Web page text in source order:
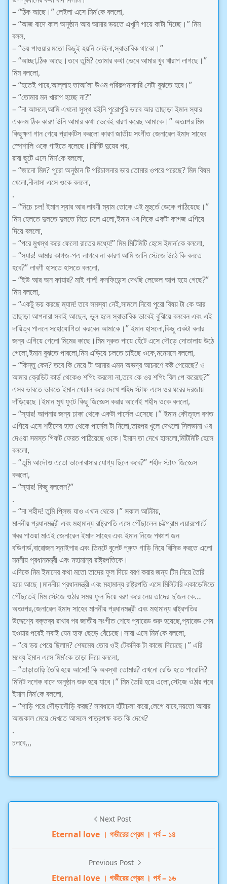
– “ঠিক আছে।” লেইলা এসে মিম’কে বললো,
– “আজ বাদে কাল অনুষ্ঠান আর আমার ভয়তে এখুনি গায়ে কাটা দিচ্ছে।” মিম
বলল,
– “ভয় পাওয়ার মতো কিছুই হয়নি লেইলা,স্বাভাবিক থাকো।”
– “আচ্ছা,ঠিক আছে।তবে তুমি? তোমার কথা ভেবে আমার খুব খারাপ লাগছে।”
মিম বললো,
– “হতেই পারে,আল্লাহ তাআ’লা উওম পরিকল্পনাকারি সেটা বুঝতে হবে।”
– “তোমার মন খারাপ হচ্ছে না?”
– “না আসলে,আমি এখনো সুস্থ হইনি পুরোপুরি ভাবে আর তাছাড়া ইমান স্যার
একদম ঠিক কারণ উনি আমার কথা ভেবেই বারণ করেছ আমাকে।” অতঃপর মিম
কিছুক্ষণ গান গেয়ে প্রাকটিস করলো কারণ জাতীয় সংগীত জেনারেল ইমাদ সাহেব
স্পেশালি ওকে গাইতে বলেছে।মিনিট দুয়ের পর,
রাবা ছুটে এসে মিম’কে বললো,
– “জানো মিম? পুরো অনুষ্ঠান টি পরিচালনার ভার তোমার ওপরে পরেছে? মিম বিষম
খেলো,নীলাসা এসে ওকে বললো,
.
– “নিচে চল! ইমান স্যার আর লাবণী ম্যাম তোকে এই মুহুর্তে ডেকে পাঠিয়েছে।”
মিম হেলতে দুলতে দুলতে নিচে চলে এলো,ইমান ওর দিকে একটা কাগজ এগিয়ে
দিয়ে বললো,
– “পরে মুখস্থ করে ফেলো রাতের মধ্যে!” মিম মিটিমিটি হেসে ইমান’কে বললো,
– “স্যার! আমার কাগজ-পএ লাগবে না কারণ আমি জানি স্টেজে উঠে কি বলতে
হবে?” লাবণী হাসতে হাসতে বললো,
– “ইউ আর অন ফায়ার? মাই গার্ল! কনফিডেন্স দেখছি লেভেল আপ হয়ে গেছে?”
মিম বললো,
– “একটু ভয় করছে ম্যাম! তবে সমস্যা নেই,সামলে নিবো পুরো বিষয় টা কে আর
তাছাড়া আপনারা সবাই আছেন, ভুল হলে স্বাভাবিক ভাবেই বুঝিয়ে বলবেন এবং এই
দায়িত্ব পালনে সহোযোগিতা করবেন আমাকে।” ইমান হাসলো,কিছু একটা বলার
জন্য এগিয়ে গেলো মিমের কাছে।মিম দ্রুত পায়ে হেঁটে এসে দৌড়ে দোতালায় উঠে
গেলো,ইমান বুঝতে পারলো,মিম এড়িয়ে চলতে চাইছে ওকে,মনেমনে বললো,
– “কিন্তু কেন? তবে কি মেয়ে টা আমার এমন অভদ্র আচরণে কষ্ট পেয়েছে? ও
আমার ক্রেডিট কার্ড থেকেও শপিং করলো না,তবে কে ওর শপিং বিল পে করেছে?”
এসব ভাবতে ভাবতে ইমান খেয়াল করে দেখে শহিদ স্টাফ এসে ওর ঘরের দরজায়
দাঁড়িয়েছে।ইমান মুখ ফুটে কিছু জিজ্ঞেস করার আগেই শহীদ ওকে বললো,
– “স্যার! আপনার জন্য ঢাকা থেকে একটা পার্সেল এসেছে।” ইমান কৌতূহল বশত
এগিয়ে এসে শহীদের হাত থেকে পার্সেল টা নিলো,তারপর খুলে দেখলো সিলভানা ওর
দেওয়া সমস্ত গিফট ফেরত পাঠিয়েছে ওকে।ইমান তা দেখে হাসলো,মিটিমিটি হেসে
বললো,
– “তুমি আদৌও এতো ভালোবাসার যোগ্য ছিলে কবে?” শহীদ স্টাফ জিজ্ঞেস
করলো,
– “স্যার! কিছু বললেন?”
.
– “না শহীদ! তুমি প্লিজ যাও এখান থেকে।” সকাল আটটায়,
মাননীয় প্রধানমন্ত্রী এবং মহামান্য রাষ্ট্রপতি এসে পৌঁছালেন চট্টগ্রাম এয়ারপোর্টে
খবর পাওয়া মাএই জেনারেল ইমাদ সাহেব এবং ইমান নিজে পঞ্চাশ জন
বডিগার্ড,বারোজন স্নাইপার এবং তিনটে বুলেট প্রুফ গাড়ি নিয়ে রিসিভ করতে এলো
মননীয় প্রধানমন্ত্রী এবং মহামান্য রাষ্ট্রপতিকে।
এদিকে মিম ইমানের কথা মতো তাদের ফুল দিয়ে বরণ করার জন্য টিম নিয়ে তৈরি
হয়ে আছে।মাননীয় প্রধানমন্ত্রী এবং মহামান্য রাষ্ট্রপতি এসে মিলিটারি একাডেমিতে
পৌঁছতেই মিম স্টেজে ওঠার সময় ফুল দিয়ে বরণ করে নেয় তাদের দু’জন কে…
অতঃপর,জেনারেল ইমাদ সাহেব মাননীয় প্রধানমন্ত্রী এবং মহামান্য রাষ্ট্রপতির
উদ্দেশ্যে বক্তব্য রাখার পর জাতীয় সংগীত শেষে প্যারেড শুরু হয়েছে,প্যারেড শেষ
হওয়ার পরেই সবাই যেন হাফ ছেড়ে বেঁচেছে।সারা এসে মিম’কে বললো,
– “যে ভয় পেয়ে ছিলাম? শেষমেষ তোর ওই টেকনিক টা কাজে দিয়েছে।” এরি
মধ্যে ইমান এসে মিম’কে তাড়া দিয়ে বললো,
– “তাড়াতাড়ি তৈরি হয়ে আসো! কি অবস্থা তোমার? এখনো রেডি হতে পারোনি?
মিনিট দশেক বাদে অনুষ্ঠান শুরু হয়ে যাবে।” মিম তৈরি হয়ে এলো,স্টেজে ওঠার পরে
ইমান মিম’কে বললো,
– “শাড়ি পরে দৌড়াদৌড়ি করছ? সাবধানে হাঁটাচলা করো,লেগে যাবে,নয়তো আবার
আজকাল মেয়ে দেখতে আসলে পাত্রপক্ষ কত কি দেখে?
.
চলবে,,,
Next Post
Eternal love । গভীরের প্রেম । পর্ব – ১৪
Previous Post
Eternal love । গভীরের প্রেম । পর্ব – ১৬